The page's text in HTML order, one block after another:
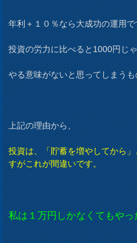
年利＋１０％なら大成功の運用
投資の労力に比べると1000円じ
やる意味がないと思ってしまう
上記の理由から、
投資は、「貯蓄を増やしてから
すがこれが間違いです。
私は１万円しかなくてもや